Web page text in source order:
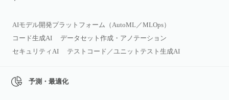
AIモデル開発プラットフォーム（AutoML／MLOps）
コード生成AI
データセット作成・アノテーション
セキュリティAI
テストコード／ユニットテスト生成AI
予測・最適化